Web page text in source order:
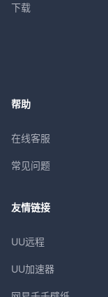
下载
帮助
在线客服
常见问题
友情链接
UU远程
UU加速器